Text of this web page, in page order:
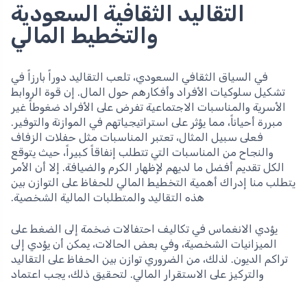
التقاليد الثقافية السعودية
والتخطيط المالي
في السياق الثقافي السعودي، تلعب التقاليد دوراً بارزاً في
تشكيل سلوكيات الأفراد وأفكارهم حول المال. إن قوة الروابط
الأسرية والمناسبات الاجتماعية تفرض على الأفراد ضغوطاً غير
مبررة أحياناً، مما يؤثر على استراتيجياتهم في الموازنة والتوفير.
فعلى سبيل المثال، تعتبر المناسبات مثل حفلات الزفاف
والنجاح من المناسبات التي تتطلب إنفاقاً كبيراً، حيث يتوقع
الكل تقديم أفضل ما لديهم لإظهار الكرم والضيافة. إلا أن الأمر
يتطلب منا إدراك أهمية التخطيط المالي للحفاظ على التوازن بين
هذه التقاليد والمتطلبات المالية الشخصية.
يؤدي الانغماس في تكاليف احتفالات ضخمة إلى الضغط على
الميزانيات الشخصية، وفي بعض الحالات، يمكن أن يؤدي إلى
تراكم الديون. لذلك، من الضروري توازن بين الحفاظ على التقاليد
والتركيز على الاستقرار المالي. لتحقيق ذلك، يجب اعتماد